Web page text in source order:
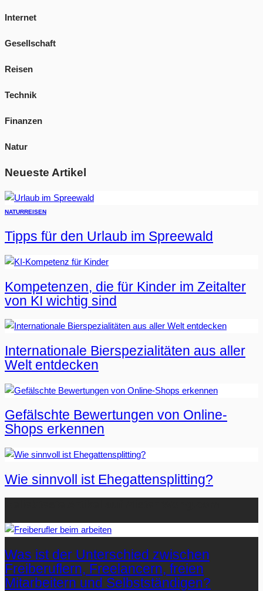
Internet
Gesellschaft
Reisen
Technik
Finanzen
Natur
Neueste Artikel
NATURREISEN
Tipps für den Urlaub im Spreewald
Kompetenzen, die für Kinder im Zeitalter
von KI wichtig sind
Internationale Bierspezialitäten aus aller
Welt entdecken
Gefälschte Bewertungen von Online-
Shops erkennen
Wie sinnvoll ist Ehegattensplitting?
Was ist der Unterschied zwischen
Freiberuflern, Freelancern, freien
Mitarbeitern und Selbstständigen?